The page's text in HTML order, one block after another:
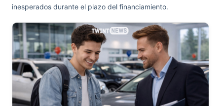
inesperados durante el plazo del financiamiento.